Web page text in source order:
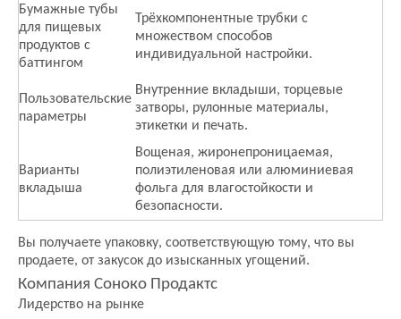
Бумажные тубы
для пищевых
продуктов с
баттингом
Трёхкомпонентные трубки с
множеством способов
индивидуальной настройки.
Пользовательские
параметры
Внутренние вкладыши, торцевые
затворы, рулонные материалы,
этикетки и печать.
Варианты
вкладыша
Вощеная, жиронепроницаемая,
полиэтиленовая или алюминиевая
фольга для влагостойкости и
безопасности.
Вы получаете упаковку, соответствующую тому, что вы
продаете, от закусок до изысканных угощений.
Компания Соноко Продактс
Лидерство на рынке